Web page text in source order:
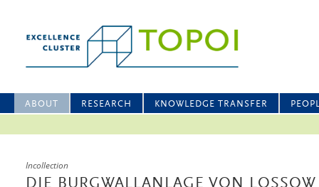
ABOUT RESEARCH KNOWLEDGE TRANSFER
Incollection